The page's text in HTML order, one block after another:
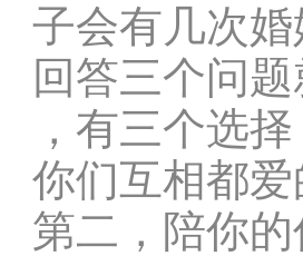
子会有几次婚
回答三个问题
，有三个选
你们互相都
第二，陪你